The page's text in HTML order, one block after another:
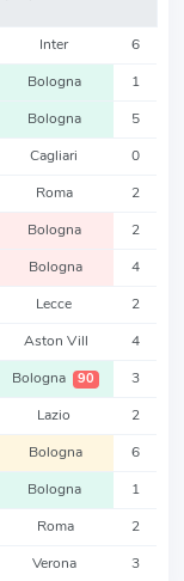
Inter 6
Bologna 1
Bologna 5
Cagliari 0
Roma 2
Bologna 2
Bologna 4
Lecce 2
Aston Vill 4
Bologna 90 3
Lazio 2
Bologna 6
Bologna 1
Roma 2
Verona 3